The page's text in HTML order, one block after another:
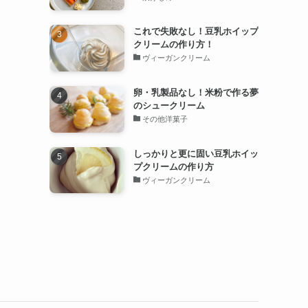
これで失敗なし！豆乳ホイップ
クリームの作り方！
ヴィーガンクリーム
卵・乳製品なし！米粉で作る夢
のシュークリーム
その他洋菓子
しっかりと更に固い豆乳ホイッ
プクリームの作り方
ヴィーガンクリーム